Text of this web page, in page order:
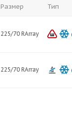
Размер Тип
225/70 RArray
225/70 RArray